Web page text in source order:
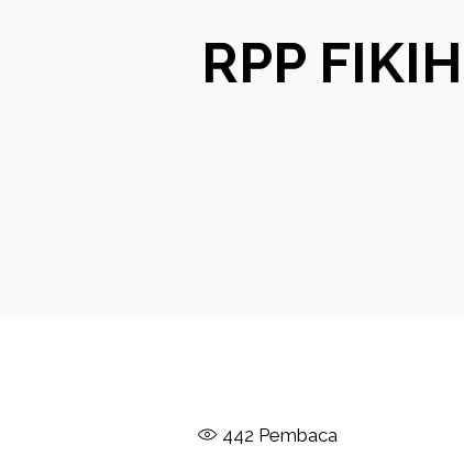
RPP
442 Pembaca